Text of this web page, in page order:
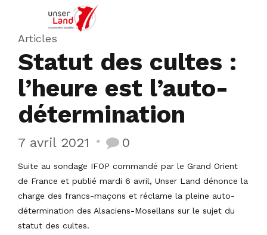
Articles
Statut des cultes :
l’heure est l’auto-
détermination
7 avril 2021 0
Suite au sondage IFOP commandé par le Grand Orient
de France et publié mardi 6 avril, Unser Land dénonce la
charge des francs-maçons et réclame la pleine auto-
détermination des Alsaciens-Mosellans sur le sujet du
statut des cultes.